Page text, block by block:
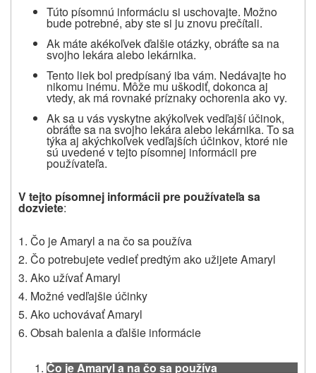
Túto písomnú informáciu si uschovajte. Možno
bude potrebné, aby ste si ju znovu prečítali.
Ak máte akékoľvek ďalšie otázky, obráťte sa na
svojho lekára alebo lekárnika.
Tento liek bol predpísaný iba vám. Nedávajte ho
nikomu inému. Môže mu uškodiť, dokonca aj
vtedy, ak má rovnaké príznaky ochorenia ako vy.
Aksa u vás vyskytneakýkoľvek vedľajší účinok,
obráťte sa na svojho lekáraalebo lekárnika. To sa
týka aj akýchkoľvek vedľajších účinkov, ktoré nie
sú uvedené v tejto písomnej informácii pre
používateľa.
V tejto písomnej informácii pre používateľa sa
dozviete:
1. Čo je Amaryl a na čo sa používa
2. Čo potrebujete vedieť predtým ako užijete Amaryl
3. Ako užívať Amaryl
4. Možné vedľajšie účinky
5. Ako uchovávať Amaryl
6. Obsah balenia a ďalšie informácie
Čo je Amaryl a na čo sa používa